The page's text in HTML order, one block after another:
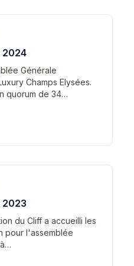
2024
Générale
Champs Elysées.
quorum de 34…
2023
du Cliff a accueilli les
pour l'assemblée